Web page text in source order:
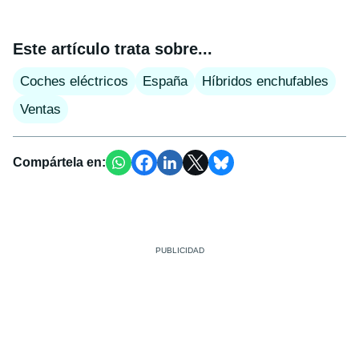
Este artículo trata sobre...
Coches eléctricos España
Híbridos enchufables
Ventas
Compártela en: